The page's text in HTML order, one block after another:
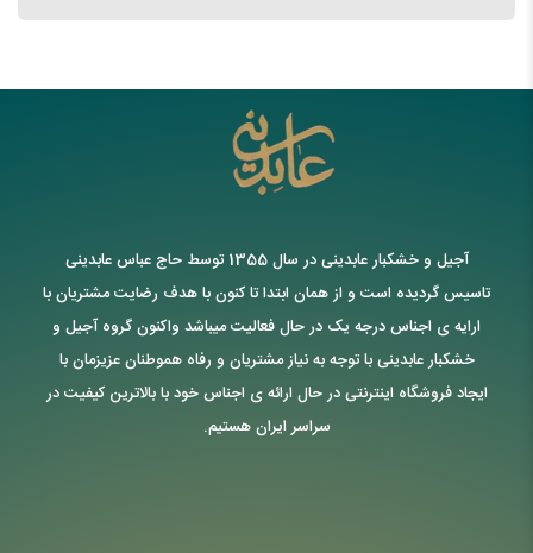
آجیل و خشکبار عابدینی در سال 1355 توسط حاج عباس عابدینی
تاسیس گردیده است و از همان ابتدا تا کنون با هدف رضایت مشتریان با
ارایه ی اجناس درجه یک در حال فعالیت میباشد واکنون گروه آجیل و
خشکبار عابدینی با توجه به نیاز مشتریان و رفاه هموطنان عزیزمان با
ایجاد فروشگاه اینترنتی در حال ارائه ی اجناس خود با بالاترین کیفیت در
سراسر ایران هستیم.